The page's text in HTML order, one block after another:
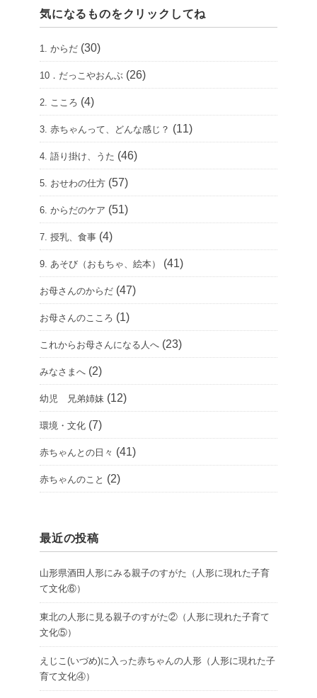
気になるものをクリックしてね
1. からだ (30)
10．だっこやおんぶ (26)
2. こころ (4)
3. 赤ちゃんって、どんな感じ？ (11)
4. 語り掛け、うた (46)
5. おせわの仕方 (57)
6. からだのケア (51)
7. 授乳、食事 (4)
9. あそび（おもちゃ、絵本） (41)
お母さんのからだ (47)
お母さんのこころ (1)
これからお母さんになる人へ (23)
みなさまへ (2)
幼児 兄弟姉妹 (12)
環境・文化 (7)
赤ちゃんとの日々 (41)
赤ちゃんのこと (2)
最近の投稿
山形県酒田人形にみる親子のすがた（人形に現れた子育
て文化⑥）
東北の人形に見る親子のすがた②（人形に現れた子育て
文化⑤）
えじこ(いづめ)に入った赤ちゃんの人形（人形に現れた子
育て文化④）